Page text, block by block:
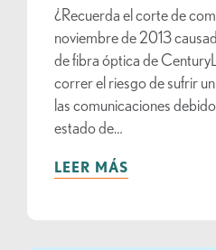
¿Recuerda el corte de
noviembre de 2013
de fibra óptica de
correr el riesgo de sufrir
las comunicaciones
estado de…
LEER MÁS